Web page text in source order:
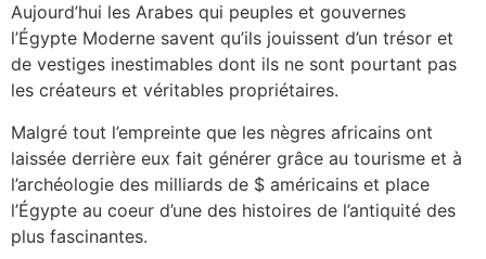
Aujourd’hui les Arabes qui peuples et gouvernes
l’Égypte Moderne savent qu’ils jouissent d’un trésor et
de vestiges inestimables dont ils ne sont pourtant pas
les créateurs et véritables propriétaires.
Malgré tout l’empreinte que les nègres africains ont
laissée derrière eux fait générer grâce au tourisme et à
l’archéologie des milliards de $ américains et place
l’Égypte au coeur d’une des histoires de l’antiquité des
plus fascinantes.